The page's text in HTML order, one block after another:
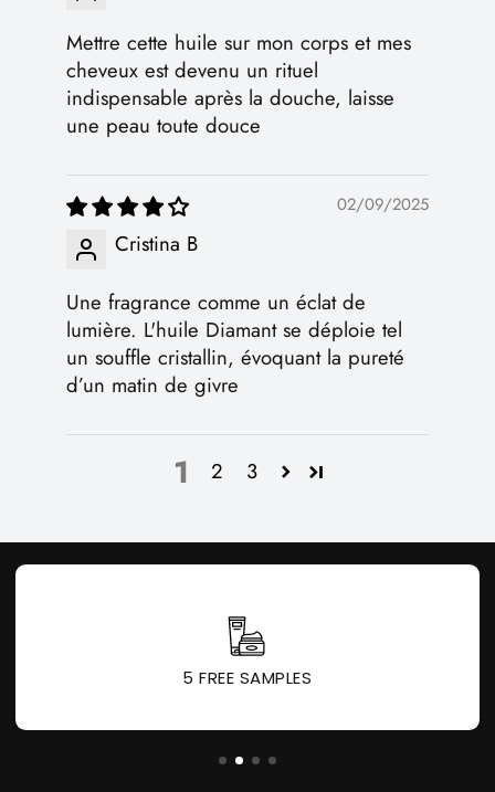
Mettre cette huile sur mon corps et mes
cheveux est devenu un rituel
indispensable après la douche, laisse
une peau toute douce
02/09/2025
Cristina B
Une fragrance comme un éclat de
lumière. L'huile Diamant se déploie tel
un souffle cristallin, évoquant la pureté
d’un matin de givre
1 2 3
5 FREE SAMPLES